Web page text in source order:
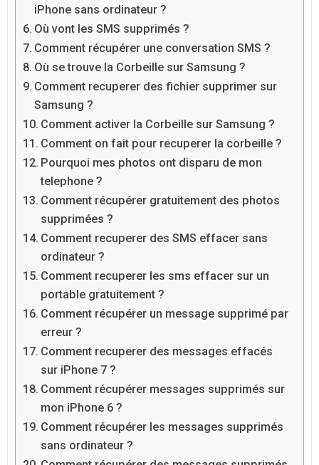
iPhone sans ordinateur ?
Où vont les SMS supprimés ?
Comment récupérer une conversation SMS ?
Où se trouve la Corbeille sur Samsung ?
Comment recuperer des fichier supprimer sur
Samsung ?
Comment activer la Corbeille sur Samsung ?
Comment on fait pour recuperer la corbeille ?
Pourquoi mes photos ont disparu de mon
telephone ?
Comment récupérer gratuitement des photos
supprimées ?
Comment recuperer des SMS effacer sans
ordinateur ?
Comment recuperer les sms effacer sur un
portable gratuitement ?
Comment récupérer un message supprimé par
erreur ?
Comment recuperer des messages effacés
sur iPhone 7 ?
Comment récupérer messages supprimés sur
mon iPhone 6 ?
Comment récupérer les messages supprimés
sans ordinateur ?